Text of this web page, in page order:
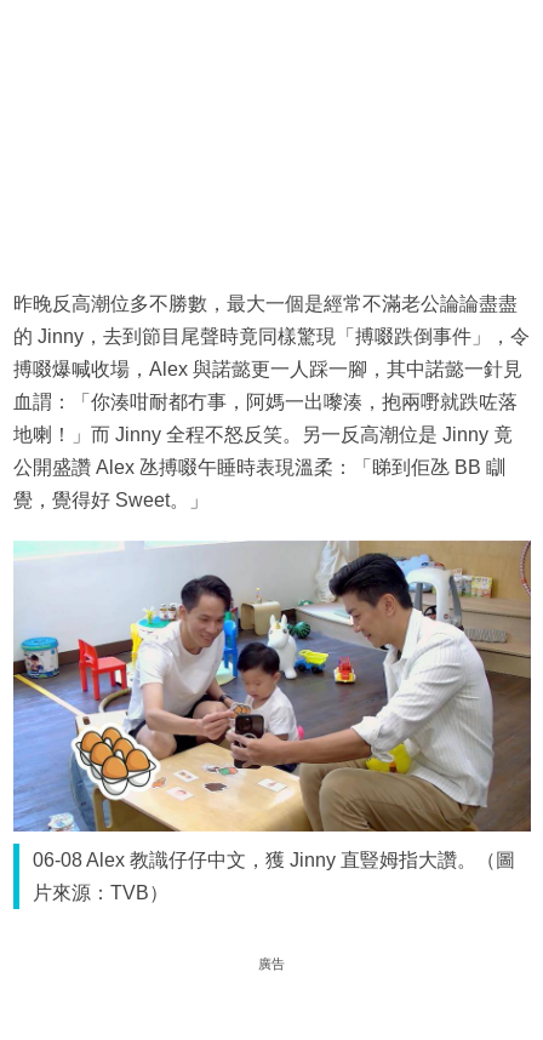
昨晚反高潮位多不勝數，最大一個是經常不滿老公論論盡盡
的 Jinny，去到節目尾聲時竟同樣驚現「搏啜跌倒事件」，令
搏啜爆喊收場，Alex 與諾懿更一人踩一腳，其中諾懿一針見
血謂：「你湊咁耐都冇事，阿媽一出嚟湊，抱兩嘢就跌咗落
地喇！」而 Jinny 全程不怒反笑。另一反高潮位是 Jinny 竟
公開盛讚 Alex 氹搏啜午睡時表現溫柔：「睇到佢氹 BB 瞓
覺，覺得好 Sweet。」
06-08 Alex 教識仔仔中文，獲 Jinny 直豎姆指大讚。（圖
片來源：TVB）
廣告